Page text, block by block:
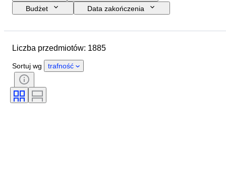
Budżet
Data zakończenia
Stan
Dodatki
Tematyka
Podpis
Język
Era
Liczba przedmiotów: 1885
Sortuj wg trafność